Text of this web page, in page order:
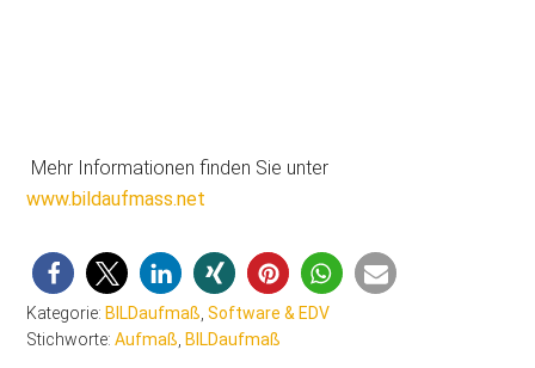
Mehr Informationen finden Sie unter
www.bildaufmass.net
Kategorie: BILDaufmaß ,Software & EDV
Stichworte:Aufmaß BILDaufmaß